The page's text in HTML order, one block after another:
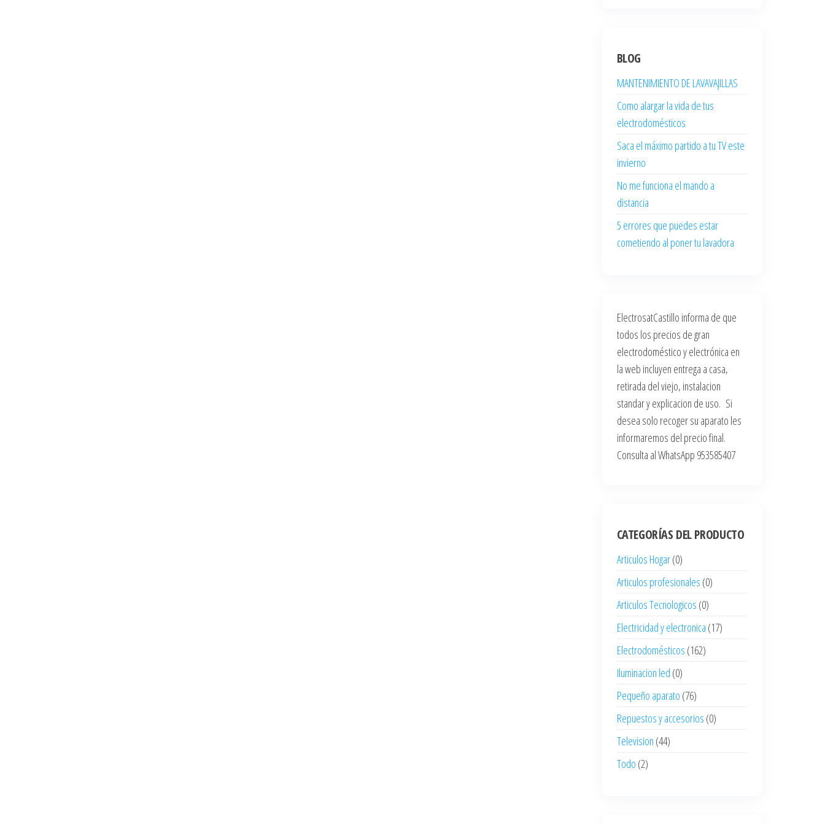
BLOG
MANTENIMIENTO DE LAVAVAJILLAS
Como alargar la vida de tus
electrodomésticos
Saca el máximo partido a tu TV este
invierno
No me funciona el mando a
distancia
5 errores que puedes estar
cometiendo al poner tu lavadora
ElectrosatCastillo informa de que
todos los precios de gran
electrodoméstico y electrónica en
la web incluyen entrega a casa,
retirada del viejo, instalacion
standar y explicacion de uso. Si
desea solo recoger su aparato les
informaremos del precio final.
Consulta al WhatsApp 953585407
CATEGORÍAS DEL PRODUCTO
Articulos Hogar(0)
Articulos profesionales (0)
Articulos Tecnologicos (0)
Electricidad y electronica (17)
Electrodomésticos (162)
Iluminacion led (0)
Pequeño aparato (76)
Repuestos y accesorios (0)
Television (44)
Todo (2)